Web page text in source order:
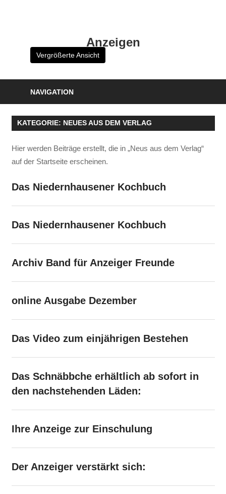
Anzeigen
Vergrößerte Ansicht
NAVIGATION
KATEGORIE: NEUES AUS DEM VERLAG
Hier werden Beiträge erstellt, die in „Neus aus dem Verlag“
auf der Startseite erscheinen.
Das Niedernhausener Kochbuch
Das Niedernhausener Kochbuch
Archiv Band für Anzeiger Freunde
online Ausgabe Dezember
Das Video zum einjährigen Bestehen
Das Schnäbbche erhältlich ab sofort in
den nachstehenden Läden:
Ihre Anzeige zur Einschulung
Der Anzeiger verstärkt sich: